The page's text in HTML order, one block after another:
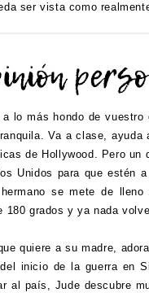
ser vista como
lo más hondo de
Va a clase, ayuda
de Hollywood. Pero
Unidos para que estén
se mete de
grados y ya nada
quiere a su madre,
inicio de la guerra en
al país, Jude descubre